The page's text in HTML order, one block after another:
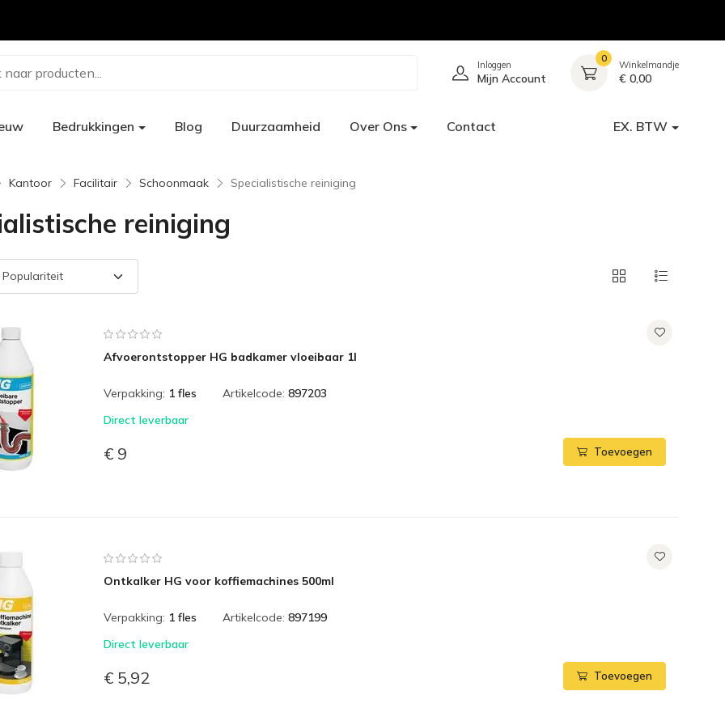
naar producten... Inloggen
Mijn Account
0
Winkelmandje
€ 0,00
Bedrukkingen Blog Duurzaamheid Over Ons Contact EX. BTW
Kantoor Facilitair Schoonmaak Specialistische reiniging
reiniging
Afvoerontstopper HG badkamer vloeibaar 1l
Verpakking: 1 fles Artikelcode: 897203
Direct leverbaar
€ 9 Toevoegen
Ontkalker HG voor koffiemachines 500ml
Verpakking: 1 fles Artikelcode: 897199
Direct leverbaar
€ 5,92 Toevoegen